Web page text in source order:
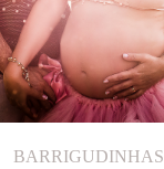
BARRIGUDINHAS